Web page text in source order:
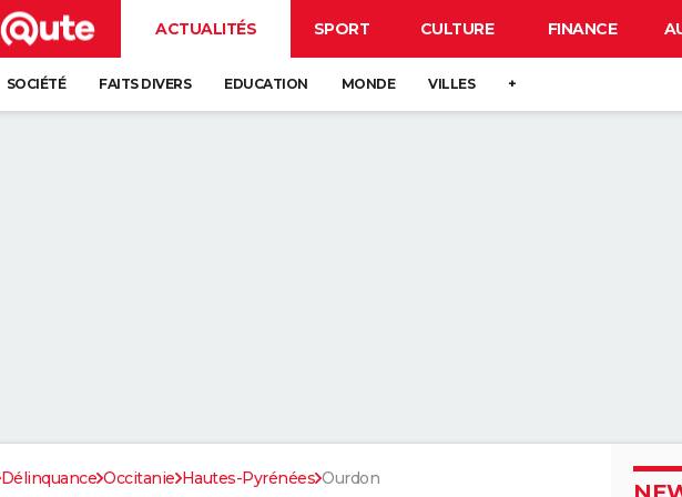
ACTUALITÉS SPORT CULTURE FINANCE
SOCIÉTÉ FAITS DIVERS EDUCATION MONDE VILLES +
Délinquance Occitanie Hautes-Pyrénées Ourdon